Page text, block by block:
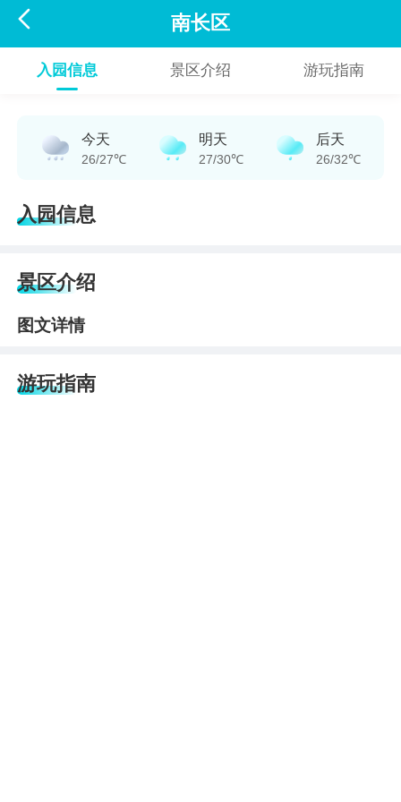
 南长区
入园信息 景区介绍 游玩指南
今天
26/27℃
明天
27/30℃
后天
26/32℃
入园信息
景区介绍
图文详情
游玩指南